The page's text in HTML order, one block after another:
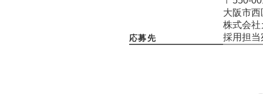
応募先
大阪市
株式会社
採用担当